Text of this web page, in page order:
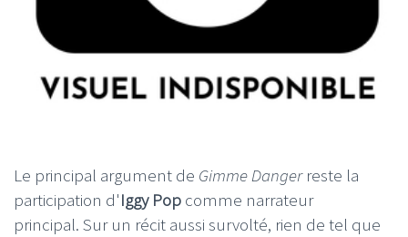
Le principal argument de Gimme Dangerreste la
participation d'Iggy Pop comme narrateur
principal. Sur un récit aussi survolté, rien de tel que